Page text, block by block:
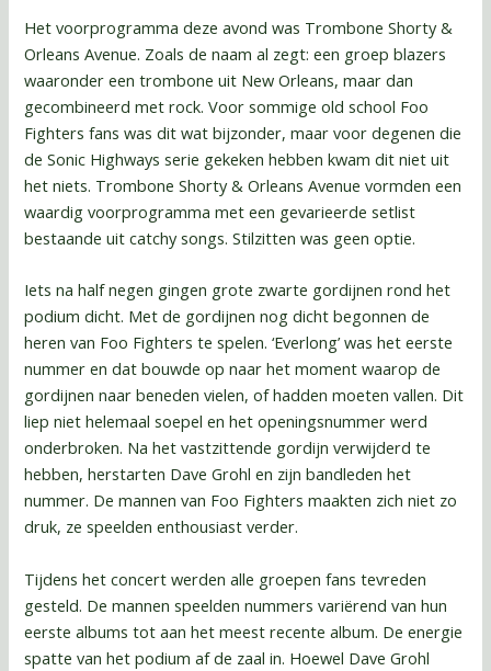
Het voorprogramma deze avond was Trombone Shorty &
Orleans Avenue. Zoals de naam al zegt: een groep blazers
waaronder een trombone uit New Orleans, maar dan
gecombineerd met rock. Voor sommige old school Foo
Fighters fans was dit wat bijzonder, maar voor degenen die
de Sonic Highways serie gekeken hebben kwam dit niet uit
het niets. Trombone Shorty & Orleans Avenue vormden een
waardig voorprogramma met een gevarieerde setlist
bestaande uit catchy songs. Stilzitten was geen optie.
Iets na half negen gingen grote zwarte gordijnen rond het
podium dicht. Met de gordijnen nog dicht begonnen de
heren van Foo Fighters te spelen. ‘Everlong’ was het eerste
nummer en dat bouwde op naar het moment waarop de
gordijnen naar beneden vielen, of hadden moeten vallen. Dit
liep niet helemaal soepel en het openingsnummer werd
onderbroken. Na het vastzittende gordijn verwijderd te
hebben, herstarten Dave Grohl en zijn bandleden het
nummer. De mannen van Foo Fighters maakten zich niet zo
druk, ze speelden enthousiast verder.
Tijdens het concert werden alle groepen fans tevreden
gesteld. De mannen speelden nummers variërend van hun
eerste albums tot aan het meest recente album. De energie
spatte van het podium af de zaal in. Hoewel Dave Grohl